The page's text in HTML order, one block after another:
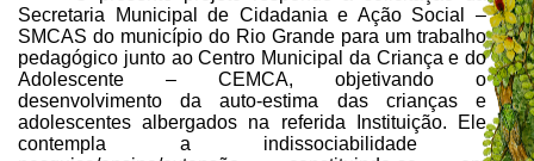
Secretaria Municipal de Cidadania e Ação Social –
SMCAS do município do Rio Grande para um trabalho
pedagógico junto ao Centro Municipal da Criança e do
Adolescente – CEMCA, objetivando o
desenvolvimento da auto-estima das crianças e
adolescentes albergados na referida Instituição. Ele
contempla a indissociabilidade